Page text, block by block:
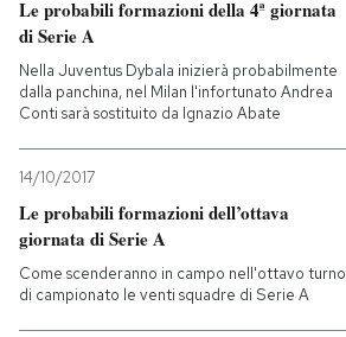
Le probabili formazioni della 4ª giornata
di Serie A
Nella Juventus Dybala inizierà probabilmente
dalla panchina, nel Milan l'infortunato Andrea
Conti sarà sostituito da Ignazio Abate
14/10/2017
Le probabili formazioni dell’ottava
giornata di Serie A
Come scenderanno in campo nell'ottavo turno
di campionato le venti squadre di Serie A